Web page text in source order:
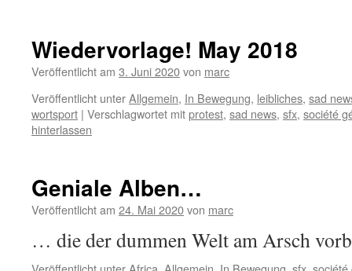
Wiedervorlage! May 2018
Veröffentlicht am 3. Juni 2020von marc
Veröffentlicht unterAllgemein, In Bewegung, leibliches, sad
wortsport | Verschlagwortet mitprotest, sad news, sfx, société
hinterlassen
Geniale Alben…
Veröffentlicht am 24. Mai 2020von marc
… die der dummen Welt am Arsch